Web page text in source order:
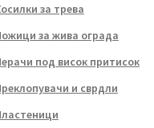
за трева
за жива ограда
под висок притисок
и сврдли